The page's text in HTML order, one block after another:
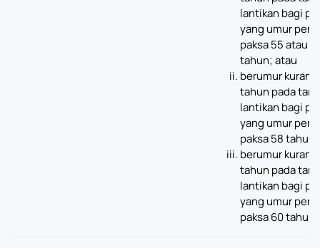
lantikan bagi
yang umur
paksa 55 atau
tahun; atau
berumur
tahun pada
lantikan bagi
yang umur
paksa 58
berumur
tahun pada
lantikan bagi
yang umur
paksa 60 tahun.